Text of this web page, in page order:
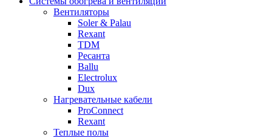
Вентиляторы
Soler & Palau
Rexant
TDM
Ресанта
Ballu
Electrolux
Dux
Нагревательные кабели
ProConnect
Rexant
Теплые полы